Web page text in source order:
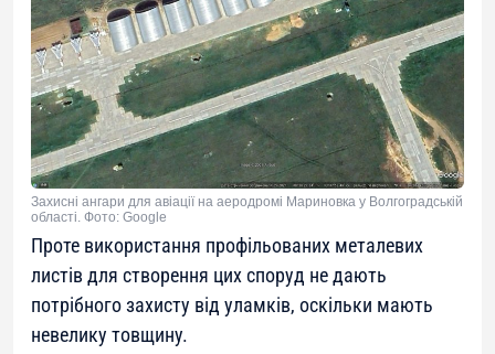
Захисні ангари для авіації на аеродромі Мариновка у Волгоградській
області. Фото: Google
Проте використання профільованих металевих
листів для створення цих споруд не дають
потрібного захисту від уламків, оскільки мають
невелику товщину.